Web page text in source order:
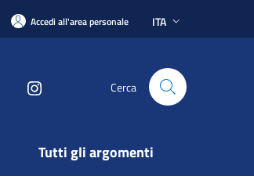
Accedi all'area personale ITA
Cerca
Tutti gli argomenti